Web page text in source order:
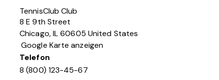
TennisClub Club
8 E 9th Street
Chicago,IL 60605 United States
Google Karte anzeigen
Telefon
8 (800) 123-45-67